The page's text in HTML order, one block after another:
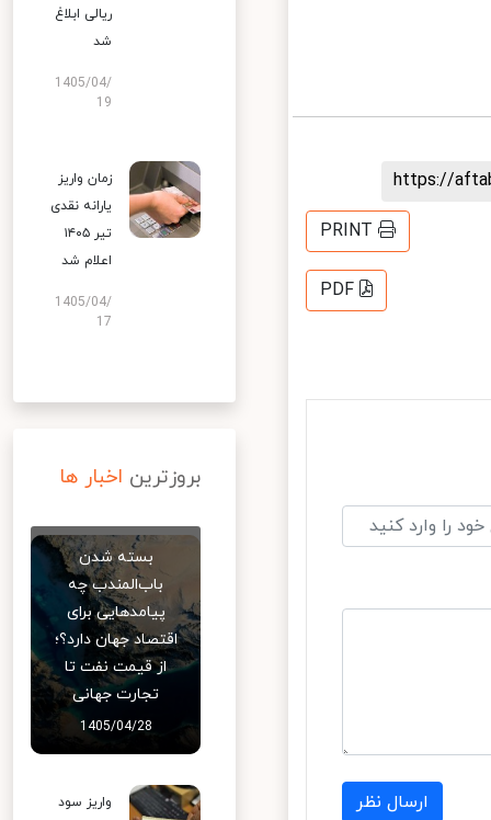
https://
PRINT
PDF
ارسال نظر
ریالی ابلاغ
شد
1405/04/
19
زمان واریز
یارانه نقدی
تیر ۱۴۰۵
اعلام شد
1405/04/
17
بروزترین اخبار ها
بسته شدن
باب‌المندب چه
پیامدهایی برای
اقتصاد جهان دارد؟؛
از قیمت نفت تا
تجارت جهانی
1405/04/28
واریز سود